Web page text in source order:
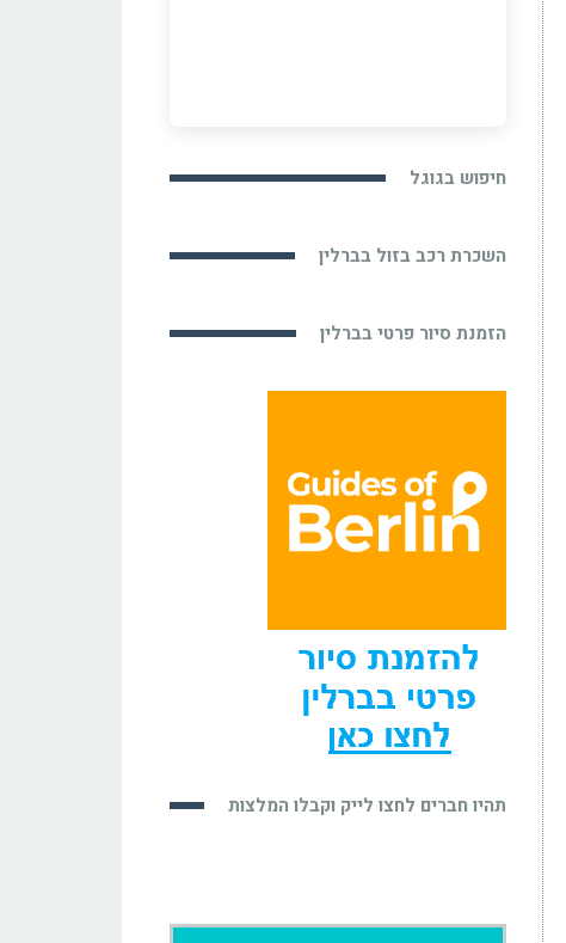
חיפוש בגוגל
השכרת רכב בזול בברלין
הזמנת סיור פרטי בברלין
תהיו חברים לחצו לייק וקבלו המלצות